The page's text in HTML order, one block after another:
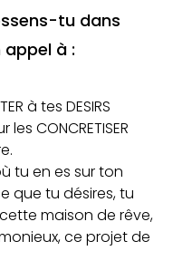
tu dans
à :
à tes DESIRS
les CONCRETISER
que tu désires, tu
maison de rêve,
ce projet de